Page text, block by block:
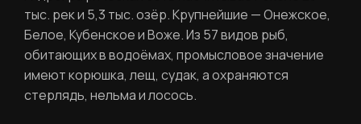
тыс. рек и 5,3 тыс. озёр. Крупнейшие — Онежское,
Белое, Кубенское и Воже. Из 57 видов рыб,
обитающих в водоёмах, промысловое значение
имеют корюшка, лещ, судак, а охраняются
стерлядь, нельма и лосось.